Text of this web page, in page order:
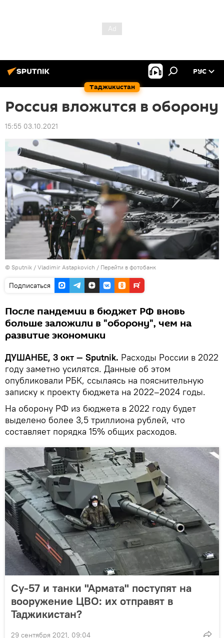
Таджикистан
РУС
Россия вложится в оборону
15:55 03.10.2021
© Sputnik / Vladimir Astapkovich / Перейти в фотобанк
Подписаться
После пандемии в бюджет РФ вновь
больше заложили в "оборону", чем на
развитие экономики
ДУШАНБЕ, 3 окт — Sputnik. Расходы России в 2022
году заметно усилятся. Данные об этом
опубликовали РБК, ссылаясь на пояснительную
записку к проекту бюджета на 2022–2024 годы.
На оборону РФ из бюджета в 2022 году будет
выделено более 3,5 триллиона рублей, что
составляет порядка 15% общих расходов.
Су-57 и танки "Армата" поступят на
вооружение ЦВО: их отправят в
Таджикистан?
29 сентября 2021, 09:04